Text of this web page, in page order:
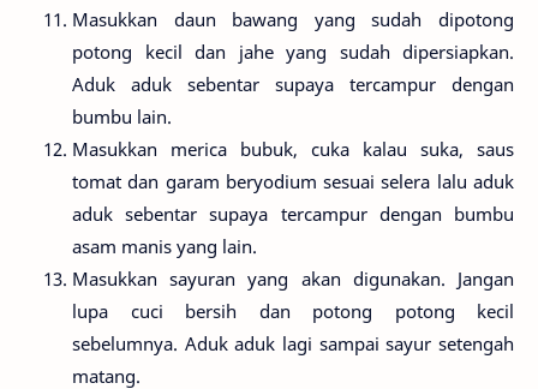
Masukkan daun bawang yang sudah dipotong
potong kecil dan jahe yang sudah dipersiapkan.
Aduk aduk sebentar supaya tercampur dengan
bumbu lain.
Masukkan merica bubuk, cuka kalau suka, saus
tomat dan garam beryodium sesuai selera lalu aduk
aduk sebentar supaya tercampur dengan bumbu
asam manis yang lain.
Masukkan sayuran yang akan digunakan. Jangan
lupa cuci bersih dan potong potong kecil
sebelumnya. Aduk aduk lagi sampai sayur setengah
matang.